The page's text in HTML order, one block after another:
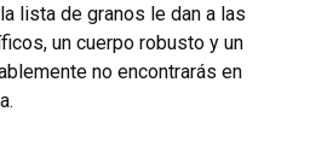
lista de granos le dan a las
un cuerpo robusto y un
no encontrarás en